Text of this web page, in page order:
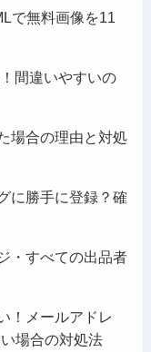
で無料画像を11
間違いやすいの
場合の理由と対処
に勝手に登録？確
・すべての出品者
！メールアドレ
場合の対処法